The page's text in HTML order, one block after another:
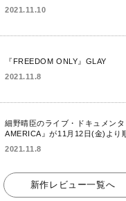
2021.11.10
『FREEDOM ONLY』GLAY
2021.11.8
細野晴臣のライブ・ドキュメン
AMERICA』が11月12日(金)より
2021.11.8
新作レビュー一覧へ